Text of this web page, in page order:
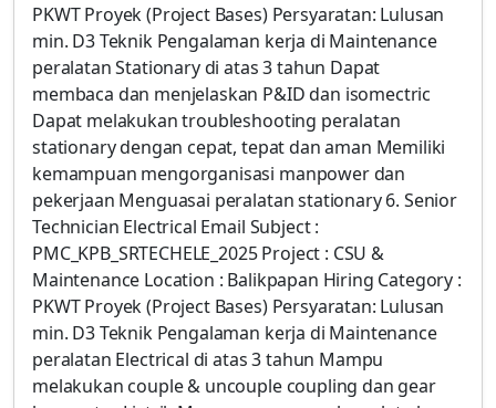
PKWT Proyek (Project Bases) Persyaratan: Lulusan
min. D3 Teknik Pengalaman kerja di Maintenance
peralatan Stationary di atas 3 tahun Dapat
membaca dan menjelaskan P&ID dan isomectric
Dapat melakukan troubleshooting peralatan
stationary dengan cepat, tepat dan aman Memiliki
kemampuan mengorganisasi manpower dan
pekerjaan Menguasai peralatan stationary 6. Senior
Technician Electrical Email Subject :
PMC_KPB_SRTECHELE_2025 Project : CSU &
Maintenance Location : Balikpapan Hiring Category :
PKWT Proyek (Project Bases) Persyaratan: Lulusan
min. D3 Teknik Pengalaman kerja di Maintenance
peralatan Electrical di atas 3 tahun Mampu
melakukan couple & uncouple coupling dan gear